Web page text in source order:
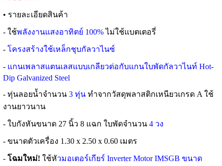
• รายละเอียดสินค้า
- ใช้พลังงานแสงอาทิตย์ 100%ไม่ใช้แบตเตอรี่
- โครงสร้างใช้เหล็กชุบกัลวาไนซ์
- แกนเพลาสแตนเลสแบบเกลียวต่อกับแกนใบพัดกัลวาไนท์ Hot-
Dip Galvanized Steel
- ทุ่นลอยน้ำจำนวน 3 ทุ่นทำจากวัสดุพลาสติกเหนียวเกรด A ใช้
งานยาวนาน
- ใบกังหันขนาด 27 นิ้ว 8 แฉก ใบพัดจำนวน 4 วง
- ขนาดตัวเครื่อง 1.30 x 2.50 x 0.60 เมตร
- โฉมใหม่! ใช้หัวมอเตอร์เกียร์ Inverter Motor IMSGB ขนาด